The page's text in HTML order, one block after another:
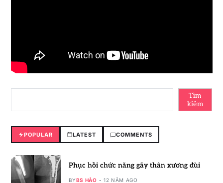
Tìm
kiếm
POPULAR LATEST COMMENTS
Phục hồi chức năng gãy thân xương đùi
BYBS HÀO 12 NĂM AGO